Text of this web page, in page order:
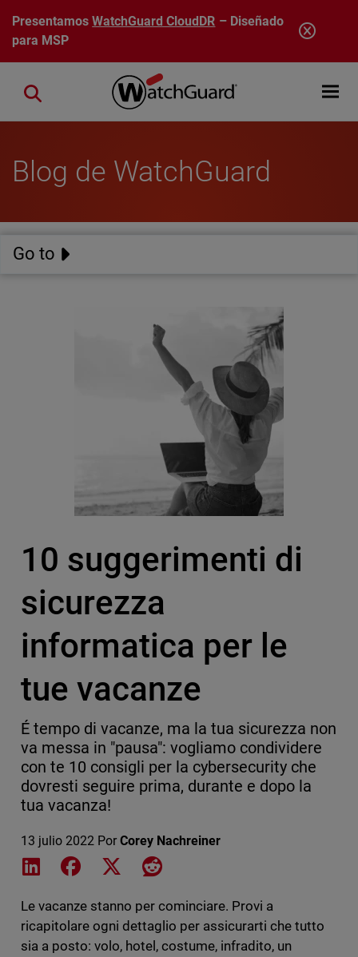
Pasar al contenido principal
PresentamosWatchGuard CloudDR – Diseñado
para MSP
Open
Close search
Blog de WatchGuard
Go to
10 suggerimenti di
sicurezza
informatica per le
tue vacanze
É tempo di vacanze, ma la tua sicurezza non
va messa in "pausa": vogliamo condividere
con te 10 consigli per la cybersecurity che
dovresti seguire prima, durante e dopo la
tua vacanza!
13 julio 2022 Por Corey Nachreiner
Share on LinkedIn
Share on Facebook
Share on XShare on Reddit
Le vacanze stanno per cominciare. Provi a
ricapitolare ogni dettaglio per assicurarti che tutto
sia a posto: volo, hotel, costume, infradito, un